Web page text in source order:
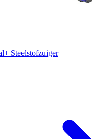
Steelstofzuiger